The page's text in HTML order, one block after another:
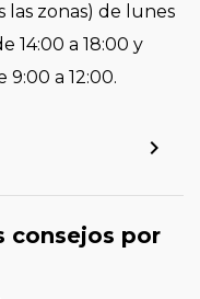
las zonas) de lunes
14:00 a 18:00 y
a 12:00.
consejos por